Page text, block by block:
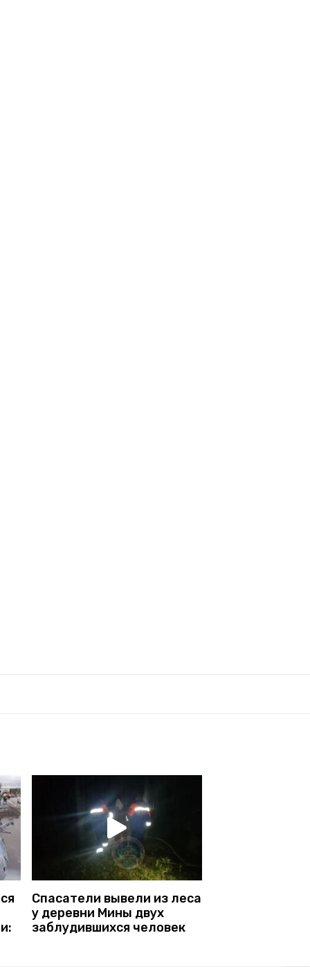
Спасатели вывели из леса
у деревни Мины двух
заблудившихся человек